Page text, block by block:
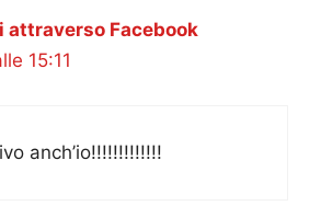
attraverso Facebook
15:11
anch’io!!!!!!!!!!!!!